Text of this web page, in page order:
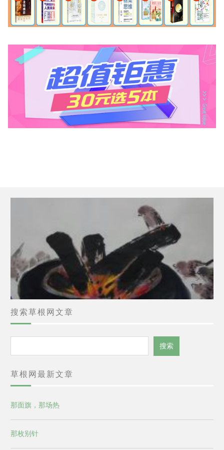
搜索草根网文章
索
搜索
草根网最新文章
那面旗，那场热
那枚别针